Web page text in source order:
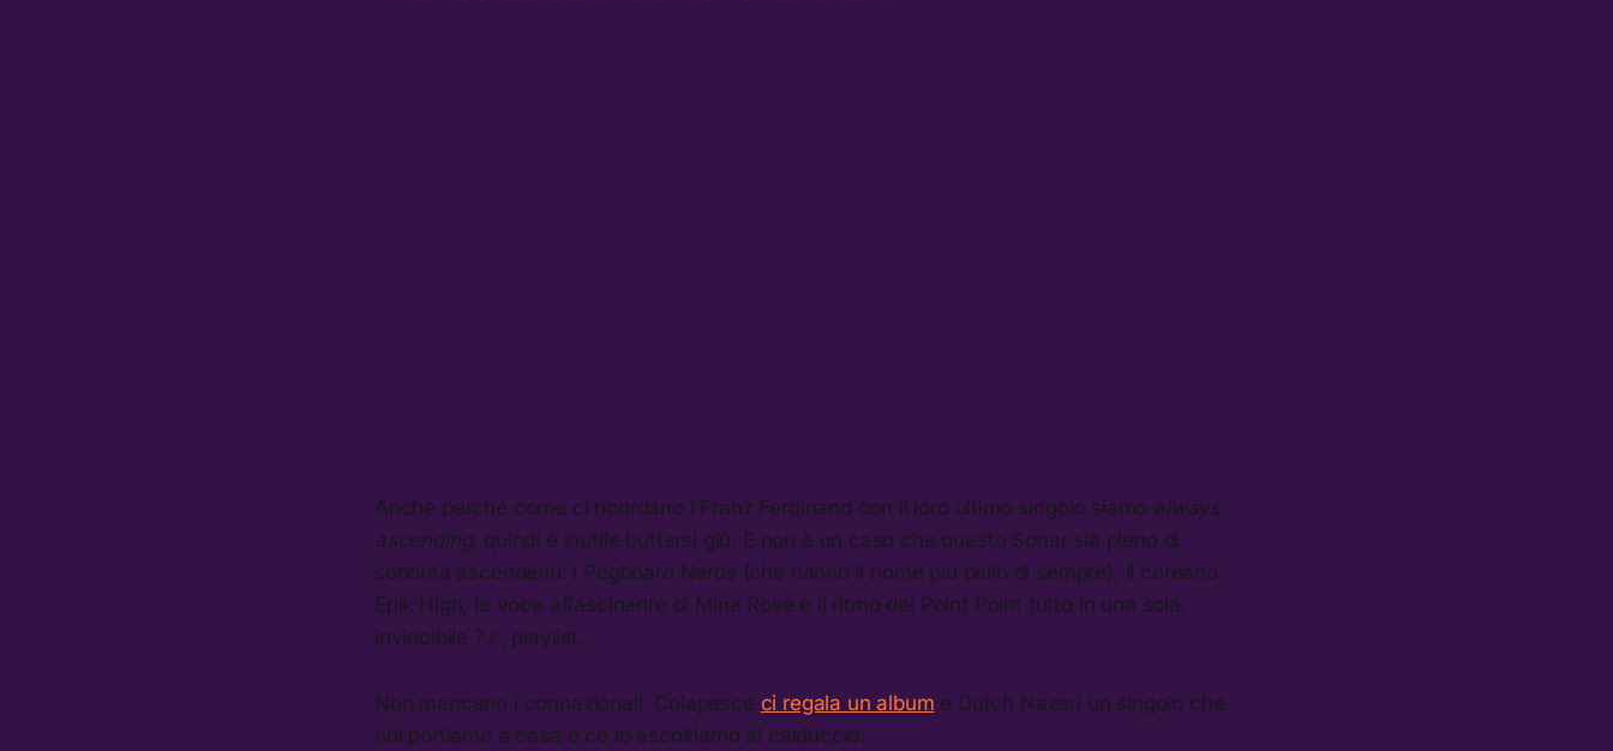
Anche perché come ci ricordano i Franz Ferdinand con il loro ultimo singolo siamo always
ascending, quindi è inutile buttarsi giù. E non è un caso che questo Sonar sia pieno di
sonorità ascendenti: i Pegboard Nerds (che hanno il nome più bello di sempre), il coreano
Epik High, la voce affascinante di Mina Rose e il ritmo dei Point Point tutto in una sola,
invincibile ?️‍♀️, playlist.
Non mancano i connazionali: Colapesce ci regala un album e Dutch Nazari un singolo che
noi portiamo a casa e ce lo ascoltiamo al calduccio.